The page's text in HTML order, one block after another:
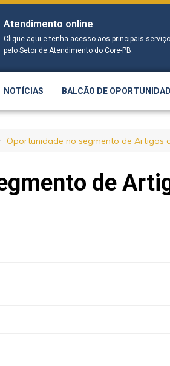
Atendimento online
Clique aqui e tenha acesso aos principais
pelo Setor de Atendimento do Core-PB.
NOTÍCIAS BALCÃO DE
Oportunidade no segmento de Artigos
de